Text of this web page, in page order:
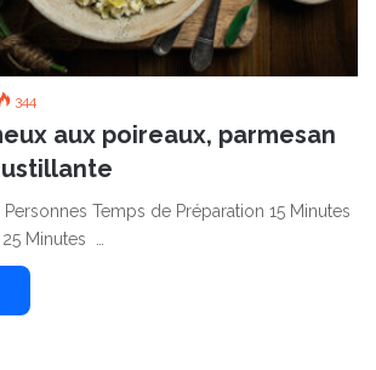
344
aux poireaux, parmesan
Temps de Préparation 15 Minutes
Minutes …